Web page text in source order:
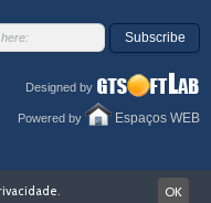
Subscribe
Designed by
Powered by Espaços WEB
OK
.